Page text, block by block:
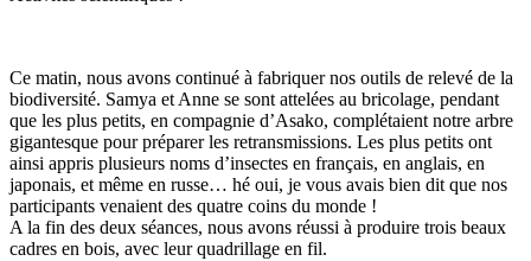
Ce matin, nous avons continué à fabriquer nos outils de relevé de la
biodiversité. Samya et Anne se sont attelées au bricolage, pendant
que les plus petits, en compagnie d’Asako, complétaient notre arbre
gigantesque pour préparer les retransmissions. Les plus petits ont
ainsi appris plusieurs noms d’insectes en français, en anglais, en
japonais, et même en russe… hé oui, je vous avais bien dit que nos
participants venaient des quatre coins du monde !
A la fin des deux séances, nous avons réussi à produire trois beaux
cadres en bois, avec leur quadrillage en fil.